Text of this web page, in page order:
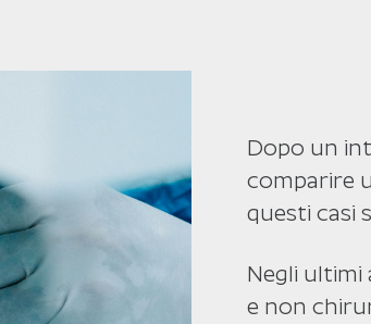
Dopo un
comparire
questi casi
Negli ultimi
e non